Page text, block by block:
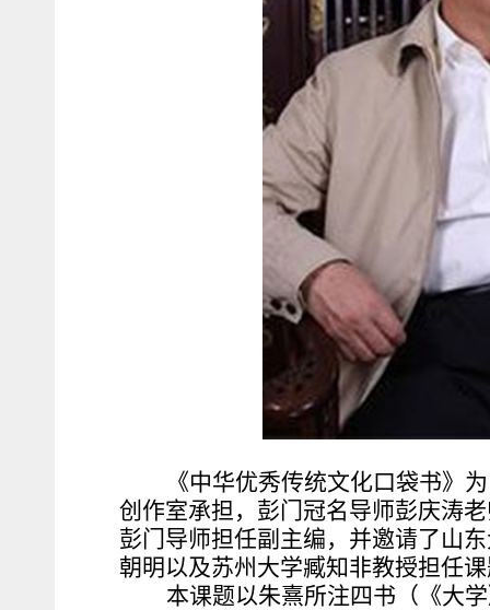
《中华优秀传统文化口袋书》
创作室承担，彭门冠名导师彭庆涛
彭门导师担任副主编，并邀请了山
朝明以及苏州大学臧知非教授担任
本课题以朱熹所注四书（《大